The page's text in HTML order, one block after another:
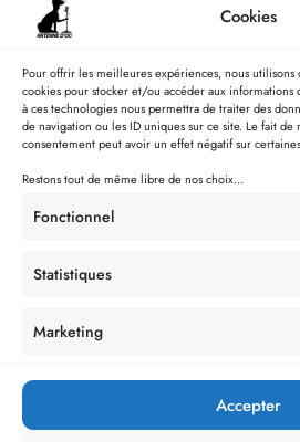
Cookies
Pour offrir les meilleures expériences, nous
cookies pour stocker et/ou accéder aux informations
à ces technologies nous permettra de traiter des
de navigation ou les ID uniques sur ce site. Le fait
consentement peut avoir un effet négatif sur
Restons tout de même libre de nos choix...
Fonctionnel
Statistiques
Marketing
Accepter